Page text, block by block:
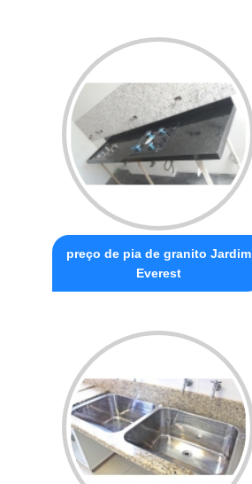
preço de pia de granito Jardim
Everest